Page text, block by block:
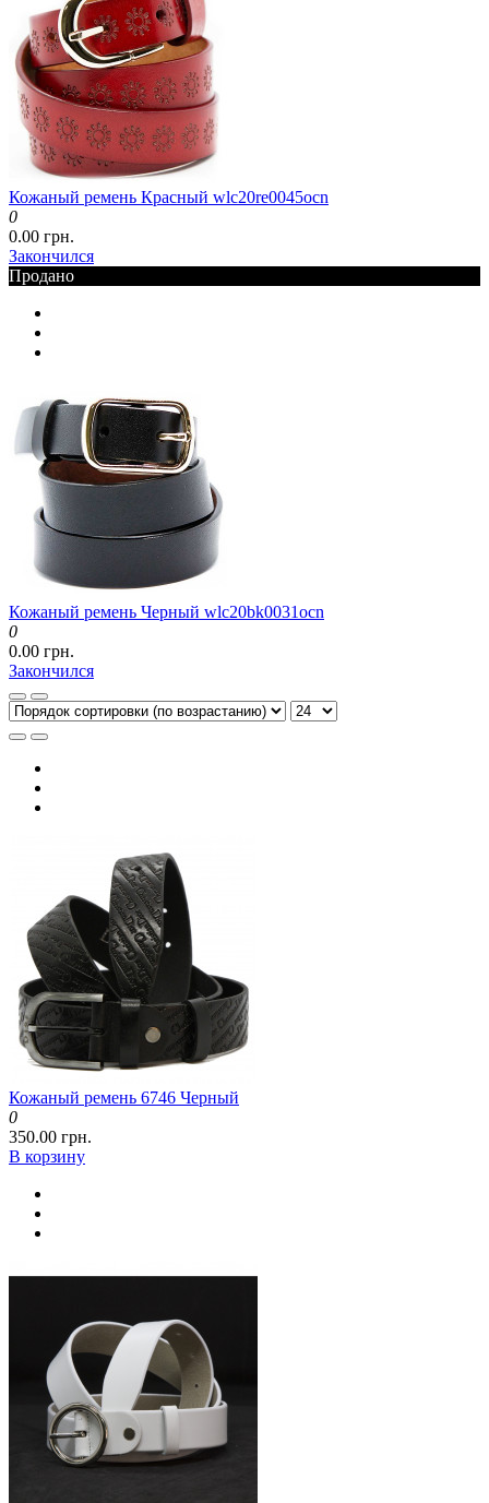
Кожаный ремень Красный wlc20re0045ocn
0
0.00 грн.
Закончился
Продано
Кожаный ремень Черный wlc20bk0031ocn
0
0.00 грн.
Закончился
Кожаный ремень 6746 Черный
0
350.00 грн.
В корзину